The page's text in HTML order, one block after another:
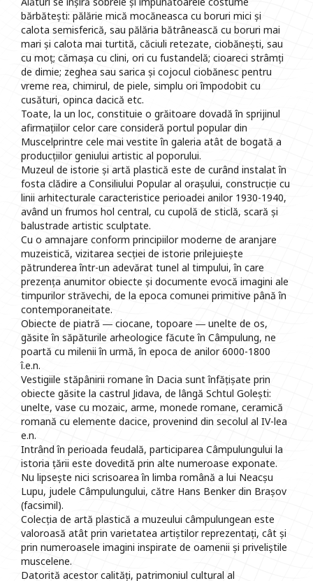
bărbătești: pălărie mică mocăneasca cu boruri mici și
calota semisferică, sau pălăria bătrânească cu boruri mai
mari și calota mai turtită, căciuli retezate, ciobănești, sau
cu moț; cămașa cu clini, ori cu fustandelă; cioareci strâmți
de dimie; zeghea sau sarica și cojocul ciobănesc pentru
vreme rea, chimirul, de piele, simplu ori împodobit cu
cusături, opinca dacică etc.
Toate, la un loc, constituie o grăitoare dovadă în sprijinul
afirmațiilor celor care consideră portul popular din
Muscelprintre cele mai vestite în galeria atât de bogată a
producțiilor geniului artistic al poporului.
Muzeul de istorie și artă plastică este de curând instalat în
fosta clădire a Consiliului Popular al orașului, construcție cu
linii arhitecturale caracteristice perioadei anilor 1930-1940,
având un frumos hol central, cu cupolă de sticlă, scară și
balustrade artistic sculptate.
Cu o amnajare conform principiilor moderne de aranjare
muzeistică, vizitarea secției de istorie prilejuiește
pătrunderea într-un adevărat tunel al timpului, în care
prezența anumitor obiecte și documente evocă imagini ale
timpurilor străvechi, de la epoca comunei primitive până în
contemporaneitate.
Obiecte de piatră ― ciocane, topoare ― unelte de os,
găsite în săpăturile arheologice făcute în Câmpulung, ne
poartă cu milenii în urmă, în epoca de anilor 6000-1800
î.e.n.
Vestigiile stăpânirii romane în Dacia sunt înfățișate prin
obiecte găsite la castrul Jidava, de lângă Schtul Golești:
unelte, vase cu mozaic, arme, monede romane, ceramică
romană cu elemente dacice, provenind din secolul al IV-lea
e.n.
Intrând în perioada feudală, participarea Câmpulungului la
istoria țării este dovedită prin alte numeroase exponate.
Nu lipsește nici scrisoarea în limba română a lui Neacșu
Lupu, judele Câmpulungului, către Hans Benker din Brașov
(facsimil).
Colecția de artă plastică a muzeului câmpulungean este
valoroasă atât prin varietatea artiștilor reprezentați, cât și
prin numeroasele imagini inspirate de oamenii și priveliștile
muscelene.
Datorită acestor calități, patrimoniul cultural al